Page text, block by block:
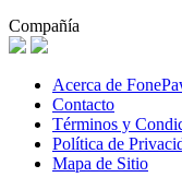
Compañía
Acerca de
Contacto
Términos y
Política de
Mapa de Sitio